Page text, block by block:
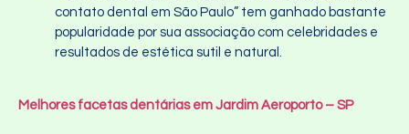
contato dental em São Paulo” tem ganhado bastante
popularidade por sua associação com celebridades e
resultados de estética sutil e natural.
Melhores facetas dentárias em Jardim Aeroporto – SP